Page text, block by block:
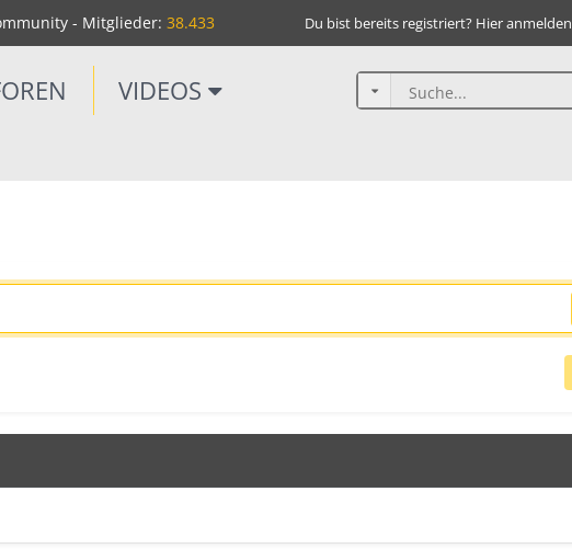
- Mitglieder: 38.433 Du bist bereits registriert? Hier anmelden
VIDEOS